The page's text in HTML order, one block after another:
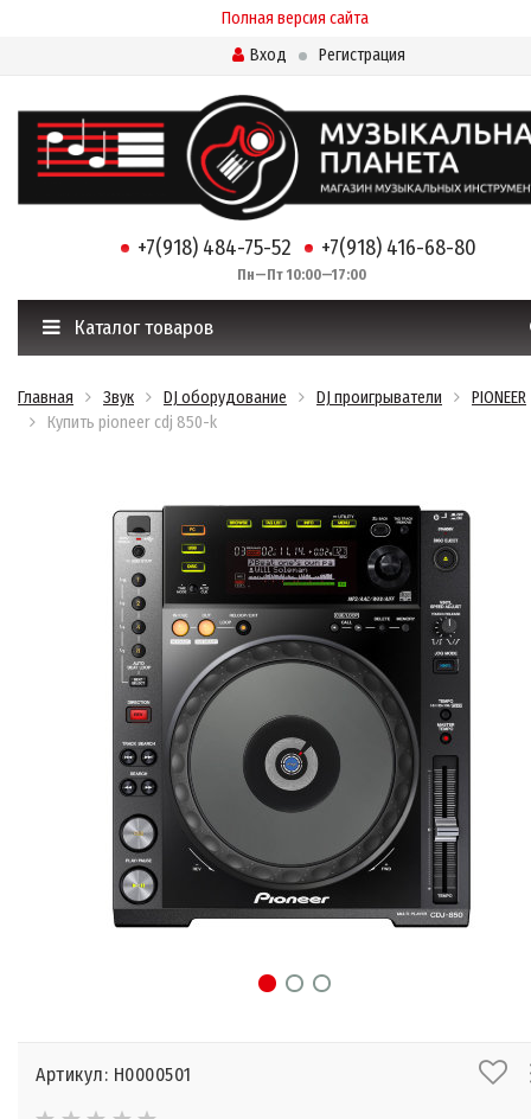
Полная версия сайта
Вход
Регистрация
+7(918) 484-75-52 +7(918) 416-68-80
Пн—Пт 10:00—17:00
Каталог товаров
Главная Звук DJ оборудование DJ проигрыватели
PIONEER
Купить pioneer cdj 850-k
Артикул: Н0000501